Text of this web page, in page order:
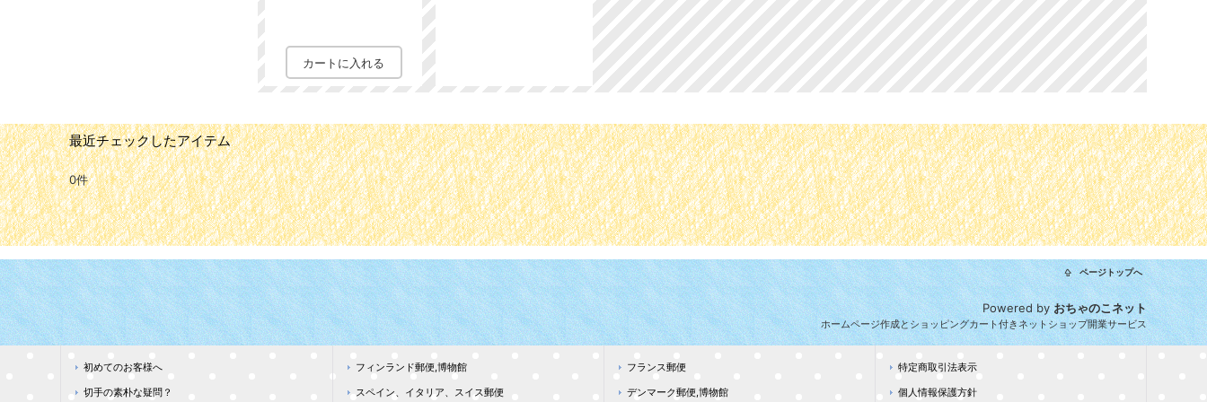
最近チェックしたアイテム
0件
ページトップへ
Powered byおちゃのこネット
ホームページ作成とショッピングカート付きネットショップ開業サービス
初めてのお客様へ
切手の素朴な疑問？
フィンランド郵便,博物館
スペイン、イタリア、スイス郵便
フランス郵便
デンマーク郵便,博物館
特定商取引法表示
個人情報保護方針